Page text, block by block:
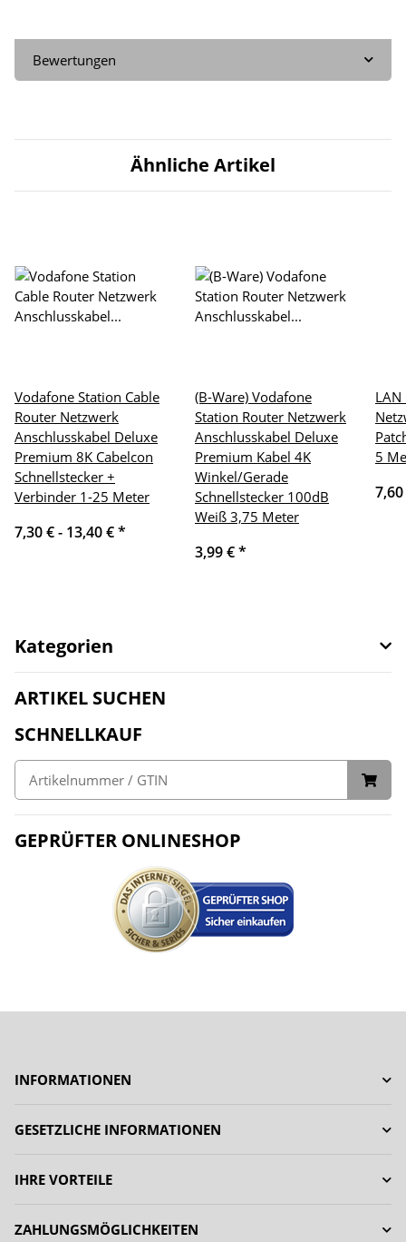
Bewertungen
Ähnliche Artikel
Vodafone Station Cable
Router Netzwerk
Anschlusskabel Deluxe
Premium 8K Cabelcon
Schnellstecker +
Verbinder 1-25 Meter
7,30 € - 13,40 €*
(B-Ware) Vodafone
Station Router Netzwerk
Anschlusskabel Deluxe
Premium Kabel 4K
Winkel/Gerade
Schnellstecker 100dB
Weiß 3,75 Meter
3,99 €*
LAN
5
Kategorien
ARTIKEL SUCHEN
SCHNELLKAUF
GEPRÜFTER ONLINESHOP
INFORMATIONEN
GESETZLICHE INFORMATIONEN
IHRE VORTEILE
ZAHLUNGSMÖGLICHKEITEN